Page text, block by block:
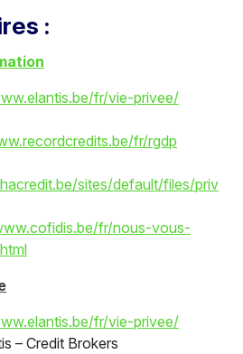
:
fr/vie-privee/
fr/rgdp
sites/default/files/priv
fr/nous-vous-
fr/vie-privee/
– Credit Brokers